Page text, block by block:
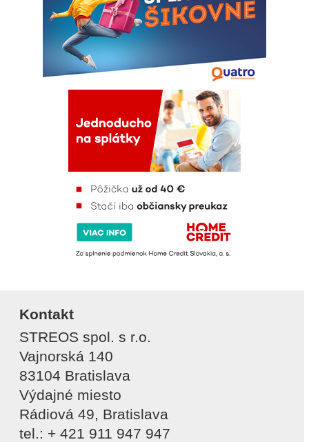
Kontakt
STREOS spol. s r.o.
Vajnorská 140
83104 Bratislava
Výdajné miesto
Rádiová 49, Bratislava
tel.: + 421 911 947 947